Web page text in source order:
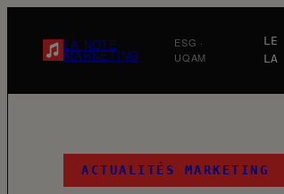
contenu
LA NOTE
MARKETING
ESG ·
UQAM
LE
LA
ACTUALITÉS MARKETING